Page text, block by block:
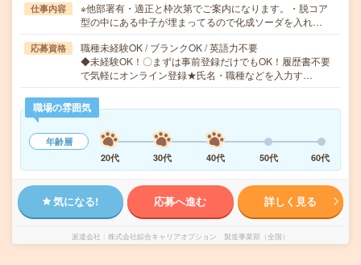
仕事内容
※他部署有・適正と枠次第でご案内になります。・脱コア
型の中にある中子が埋まってるので化成ソーダを入れ…
応募資格
職種未経験OK / ブランクOK / 英語力不要
◆未経験OK！〇まずは事前登録だけでもOK！履歴書不要
で気軽にオンライン登録★氏名・職種などを入力す…
職場の雰囲気
年齢層
20代
30代 40代 50代 60代
気になる! 応募へ進む 詳しく見る
派遣会社 株式会社綜合キャリアオプション 製造事業部（全国）